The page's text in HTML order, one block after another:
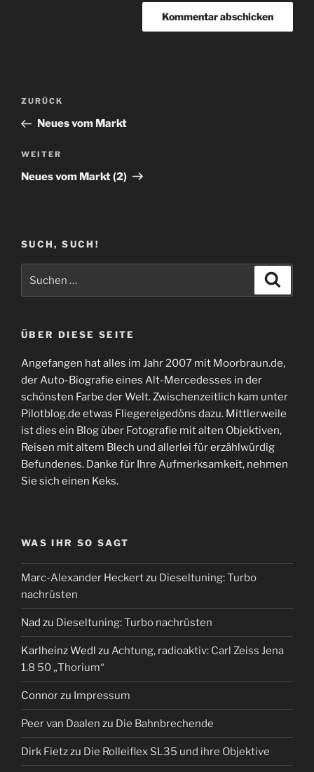
Beitragsnavigation
Vorheriger
Beitrag
ZURÜCK
Neues vom Markt
Nächster
Beitrag
WEITER
Neues vom Markt (2)
SUCH, SUCH!
ÜBER DIESE SEITE
Angefangen hat alles im Jahr 2007 mit Moorbraun.de,
der Auto-Biografie eines Alt-Mercedesses in der
schönsten Farbe der Welt. Zwischenzeitlich kam unter
Pilotblog.de etwas Fliegereigedöns dazu. Mittlerweile
ist dies ein Blog über Fotografie mit alten Objektiven,
Reisen mit altem Blech und allerlei für erzählwürdig
Befundenes. Danke für Ihre Aufmerksamkeit, nehmen
Sie sich einen Keks.
WAS IHR SO SAGT
Marc-Alexander Heckertzu Dieseltuning: Turbo
nachrüsten
Nad zu Dieseltuning: Turbo nachrüsten
Karlheinz Wedl zu Achtung, radioaktiv: Carl Zeiss Jena
1.8 50 „Thorium“
Connorzu Impressum
Peer van Daalen zu Die Bahnbrechende
Dirk Fietzzu Die Rolleiflex SL35 und ihre Objektive